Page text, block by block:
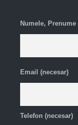
Numele, Prenume
Email (necesar)
Telefon (necesar)